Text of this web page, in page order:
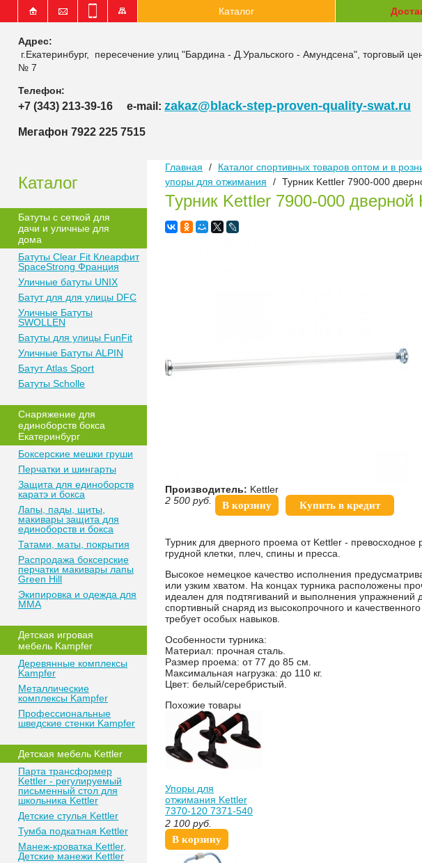
Каталог
Адрес:
г.Екатеринбург, пересечение улиц "Бардина - Д.Уральского - Амундсена", торговый
№ 7
Телефон:
+7 (343) 213-39-16 e-mail: zakaz@black-step-proven-quality-swat.ru
Мегафон 7922 225 7515
Каталог
Батуты с сеткой для
дачи и уличные для
дома
Батуты Clear Fit Клеарфит
SpaceStrong Франция
Уличные батуты UNIX
Батут для для улицы DFC
Уличные Батуты
SWOLLEN
Батуты для улицы FunFit
Уличные Батуты ALPIN
Батут Atlas Sport
Батуты Scholle
Снаряжение для
единоборств бокса
Екатеринбург
Боксерские мешки груши
Перчатки и шингарты
Защита для единоборств
каратэ и бокса
Лапы, пады, щиты,
макивары защита для
единоборств и бокса
Татами, маты, покрытия
Распродажа боксерские
перчатки макивары лапы
Green Hill
Экипировка и одежда для
MMA
Детская игровая
мебель Kampfer
Деревянные комплексы
Kampfer
Металлические
комплексы Kampfer
Профессиональные
шведские стенки Kampfer
Детская мебель Kettler
Парта трансформер
Kettler - регулируемый
письменный стол для
школьника Kettler
Детские стулья Kettler
Тумба подкатная Kettler
Манеж-кроватка Kettler,
Детские манежи Kettler
Главная / Каталог спортивных товаров оптом и в
упоры для отжимания
/ Турник Kettler 7900-000
Турник Kettler 7900-000 дверной
Производитель: Kettler
2 500 руб. В корзину
Купить в кредит
Турник для дверного проема от Kettler -
грудной клетки, плеч, спины и пресса.
Высокое немецкое качество исполнения
или узким хватом. На концах турника расположены
идеален для подтягиваний и выполнения
спортивный снаряд из высокопрочного и
требует особых навыков.
Особенности турника:
Материал: прочная сталь.
Размер проема: от 77 до 85 см
Максимальная нагрузка: до 110 кг.
Цвет: белый/серебристый.
Похожие товары
Упоры для
отжимания Kettler
7370-120 7371-540
Кеттлер
2 100 руб.
В корзину